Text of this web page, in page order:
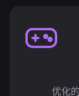
优化